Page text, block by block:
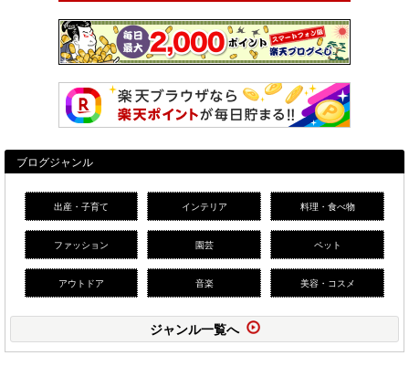
ブログジャンル
出産・子育て インテリア 料理・食べ物
ファッション 園芸 ペット
アウトドア 音楽 美容・コスメ
ジャンル一覧へ